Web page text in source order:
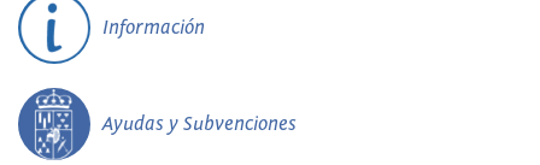
Información
Ayudas y Subvenciones